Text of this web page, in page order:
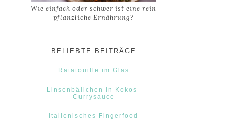
Wie einfach oder schwer ist eine rein
pflanzliche Ernährung?
BELIEBTE BEITRÄGE
Ratatouille im Glas
Linsenbällchen in Kokos-
Currysauce
Italienisches Fingerfood